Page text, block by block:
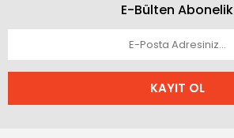
E-Bülten Abonelik
KAYIT OL